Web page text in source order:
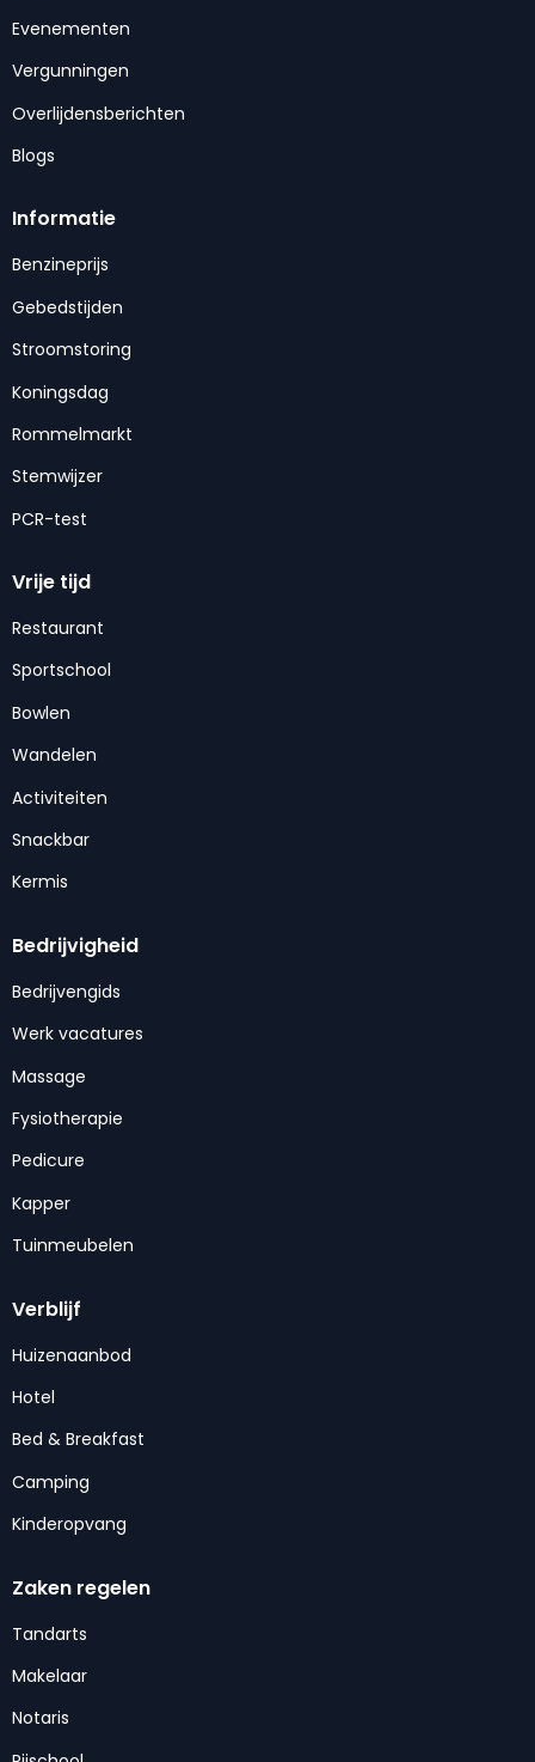
Evenementen
Vergunningen
Overlijdensberichten
Blogs
Informatie
Benzineprijs
Gebedstijden
Stroomstoring
Koningsdag
Rommelmarkt
Stemwijzer
PCR-test
Vrije tijd
Restaurant
Sportschool
Bowlen
Wandelen
Activiteiten
Snackbar
Kermis
Bedrijvigheid
Bedrijvengids
Werk vacatures
Massage
Fysiotherapie
Pedicure
Kapper
Tuinmeubelen
Verblijf
Huizenaanbod
Hotel
Bed & Breakfast
Camping
Kinderopvang
Zaken regelen
Tandarts
Makelaar
Notaris